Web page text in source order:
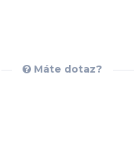
Máte dotaz?